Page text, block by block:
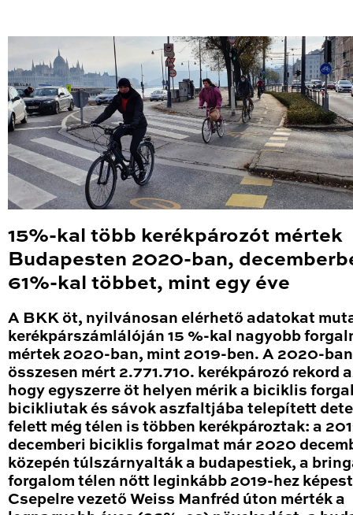
15%-kal több kerékpározót mértek
Budapesten 2020-ban,
61%-kal többet, mint egy éve
A BKK öt, nyilvánosan elérhető adatokat
kerékpárszámlálóján 15 %-kal nagyobb
mértek 2020-ban, mint 2019-ben. A 2020-ban
összesen mért 2.771.710. kerékpározó rekord
hogy egyszerre öt helyen mérik a biciklis
bicikliutak és sávok aszfaltjába telepített
felett még télen is többen kerékpároztak: a
decemberi biciklis forgalmat már 2020
közepén túlszárnyalták a budapestiek, a
forgalom télen nőtt leginkább 2019-hez
Csepelre vezető Weiss Manfréd úton mérték a